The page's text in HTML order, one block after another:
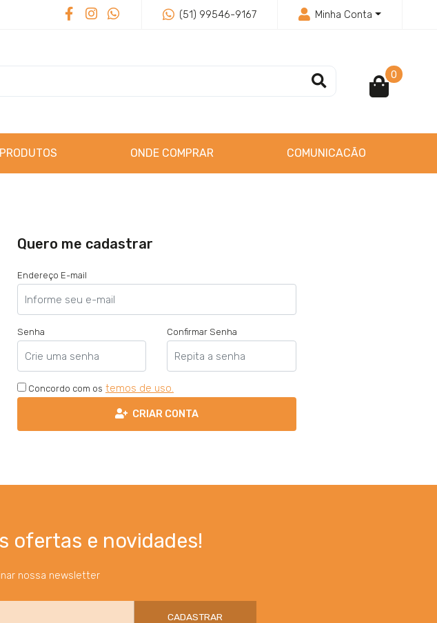
(51) 99546-9167 Minha Conta
0
PRODUTOS ONDE COMPRAR COMUNICACÃO
Quero me cadastrar
Endereço E-mail
Senha Confirmar Senha
Concordo com os temos de uso.
CRIAR CONTA
ofertas e novidades!
nossa newsletter
CADASTRAR